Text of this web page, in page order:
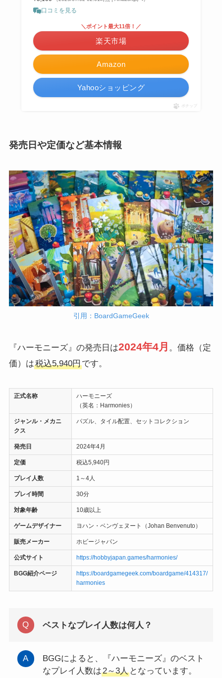
口コミを見る
Amazon
＼ポイント最大11倍！／
楽天市場
Yahooショッピング
ポチップ
発売日や定価など基本情報
引用：BoardGameGeek
『ハーモニーズ』の発売日は2024年4月 。価格（定
価）は税込5,940円です。
正式名称
ハーモニーズ
（英名：Harmonies）
ジャンル・メカニ
クス
パズル、タイル配置、セットコレクション
発売日 2024年4月
定価 税込5,940円
プレイ人数 1～4人
プレイ時間 30分
対象年齢 10歳以上
ゲームデザイナー ヨハン・ベンヴェヌート（Johan Benvenuto）
販売メーカー ホビージャパン
公式サイト https://hobbyjapan.games/harmonies/
BGG紹介ページ
https://boardgamegeek.com/boardgame/414317/
harmonies
ベストなプレイ人数は何人？
BGGによると、『ハーモニーズ』のベスト
なプレイ人数は2～3人 となっています。